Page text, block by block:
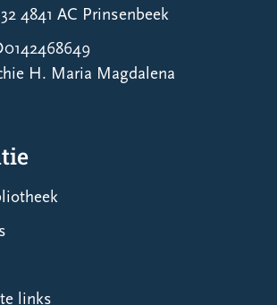
4841 AC Prinsenbeek
H. Maria Magdalena
links